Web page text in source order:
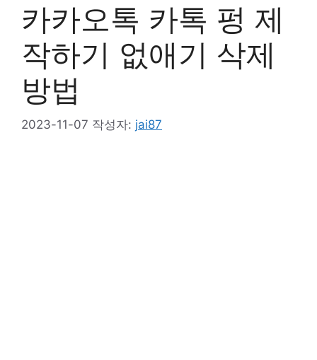
카카오톡 카톡 펑 제
작하기 없애기 삭제
방법
2023-11-07 작성자: jai87